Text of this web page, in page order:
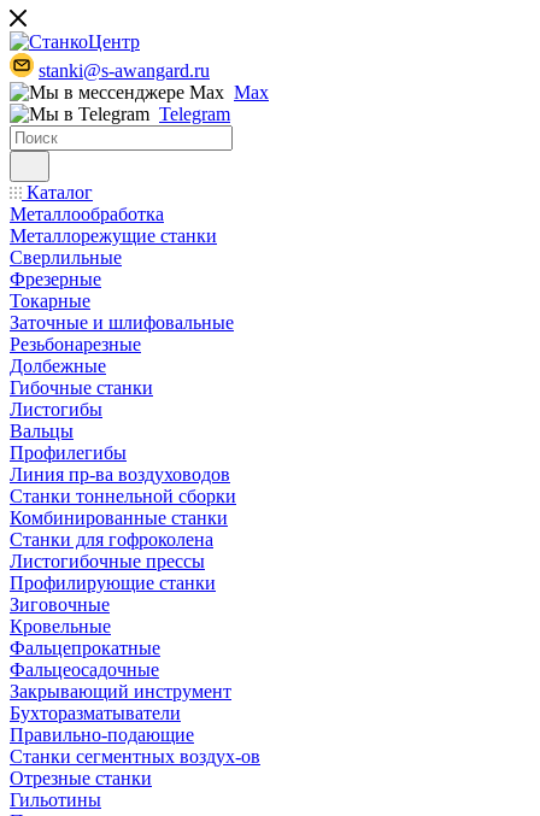
stanki@s-awangard.ru
Max
Telegram
Каталог
Металлообработка
Металлорежущие станки
Сверлильные
Фрезерные
Токарные
Заточные и шлифовальные
Резьбонарезные
Долбежные
Гибочные станки
Листогибы
Вальцы
Профилегибы
Линия пр-ва воздуховодов
Станки тоннельной сборки
Комбинированные станки
Станки для гофроколена
Листогибочные прессы
Профилирующие станки
Зиговочные
Кровельные
Фальцепрокатные
Фальцеосадочные
Закрывающий инструмент
Бухторазматыватели
Правильно-подающие
Станки сегментных воздух-ов
Отрезные станки
Гильотины